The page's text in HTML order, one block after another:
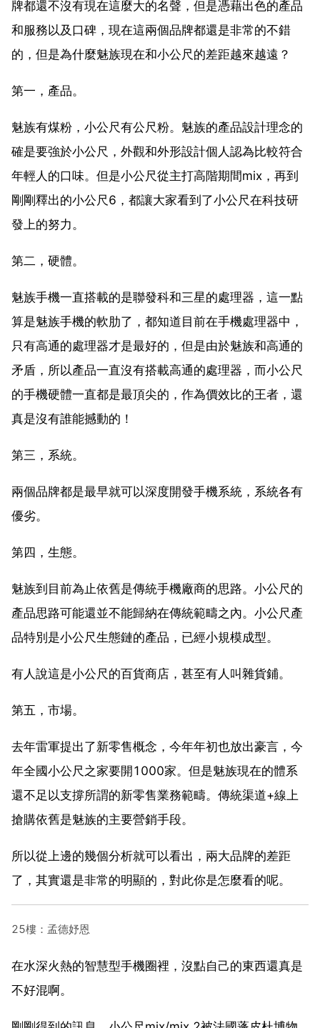
牌都還不沒有現在這麼大的名聲，但是憑藉出色的產品
和服務以及口碑，現在這兩個品牌都還是非常的不錯
的，但是為什麼魅族現在和小公尺的差距越來越遠？
第一，產品。
魅族有煤粉，小公尺有公尺粉。魅族的產品設計理念的
確是要強於小公尺，外觀和外形設計個人認為比較符合
年輕人的口味。但是小公尺從主打高階期間mix，再到
剛剛釋出的小公尺6，都讓大家看到了小公尺在科技研
發上的努力。
第二，硬體。
魅族手機一直搭載的是聯發科和三星的處理器，這一點
算是魅族手機的軟肋了，都知道目前在手機處理器中，
只有高通的處理器才是最好的，但是由於魅族和高通的
矛盾，所以產品一直沒有搭載高通的處理器，而小公尺
的手機硬體一直都是最頂尖的，作為價效比的王者，還
真是沒有誰能撼動的！
第三，系統。
兩個品牌都是最早就可以深度開發手機系統，系統各有
優劣。
第四，生態。
魅族到目前為止依舊是傳統手機廠商的思路。小公尺的
產品思路可能還並不能歸納在傳統範疇之內。小公尺產
品特別是小公尺生態鏈的產品，已經小規模成型。
有人說這是小公尺的百貨商店，甚至有人叫雜貨鋪。
第五，市場。
去年雷軍提出了新零售概念，今年年初也放出豪言，今
年全國小公尺之家要開1000家。但是魅族現在的體系
還不足以支撐所謂的新零售業務範疇。傳統渠道+線上
搶購依舊是魅族的主要營銷手段。
所以從上邊的幾個分析就可以看出，兩大品牌的差距
了，其實還是非常的明顯的，對此你是怎麼看的呢。
25樓：孟德妤恩
在水深火熱的智慧型手機圈裡，沒點自己的東西還真是
不好混啊。